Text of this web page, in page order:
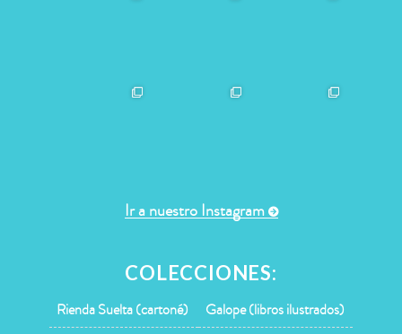
Ir a nuestro Instagram
COLECCIONES:
Rienda Suelta (cartoné)
Galope (libros ilustrados)